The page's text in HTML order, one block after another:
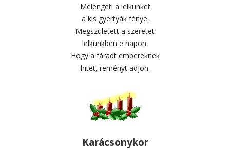
Melengeti a lelkünket
a kis gyertyák fénye.
Megszületett a szeretet
lelkünkben e napon.
Hogy a fáradt embereknek
hitet, reményt adjon.
Karácsonykor